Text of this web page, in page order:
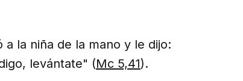
la niña de la mano y le dijo:
levántate" (Mc 5,41).